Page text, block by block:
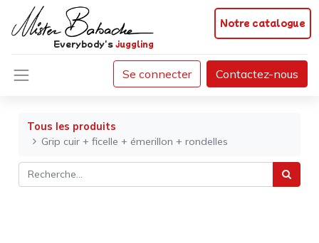
Notre catalogue
Everybody'sjuggling
Se connecter Contactez-nous
Tous les produits
Grip cuir + ficelle + émerillon + rondelles